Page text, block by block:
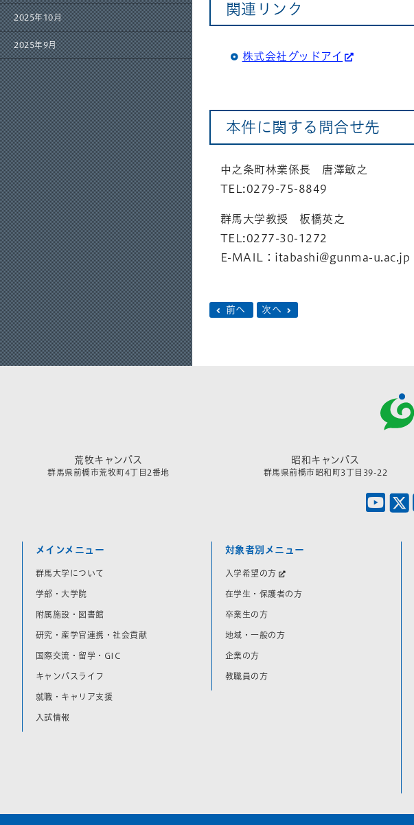
2025年10月
2025年9月
関連リンク
株式会社グッドアイ
本件に関する問合せ先
中之条町林業係長 唐澤敏之
TEL:0279-75-8849
群馬大学教授 板橋英之
TEL:0277-30-1272
E-MAIL：itabashi@gunma-u.ac.jp
前へ 次へ
荒牧キャンパス
群馬県前橋市荒牧町4丁目2番地
昭和キャンパス
群馬県前橋市昭和町3丁目39-22
メインメニュー
群馬大学について
学部・大学院
附属施設・図書館
研究・産学官連携・社会貢献
国際交流・留学・GIC
キャンパスライフ
就職・キャリア支援
入試情報
対象者別メニュー
入学希望の方
在学生・保護者の方
卒業生の方
地域・一般の方
企業の方
教職員の方